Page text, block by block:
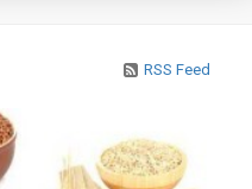
RSS Feed